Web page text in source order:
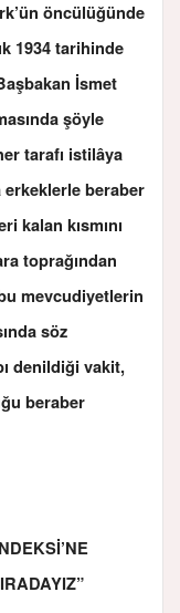
öncülüğünde
1934 tarihinde
İsmet
şöyle
tarafı istilâya
erkeklerle beraber
kalan kısmını
toprağından
mevcudiyetlerin
söz
denildiği vakit,
beraber